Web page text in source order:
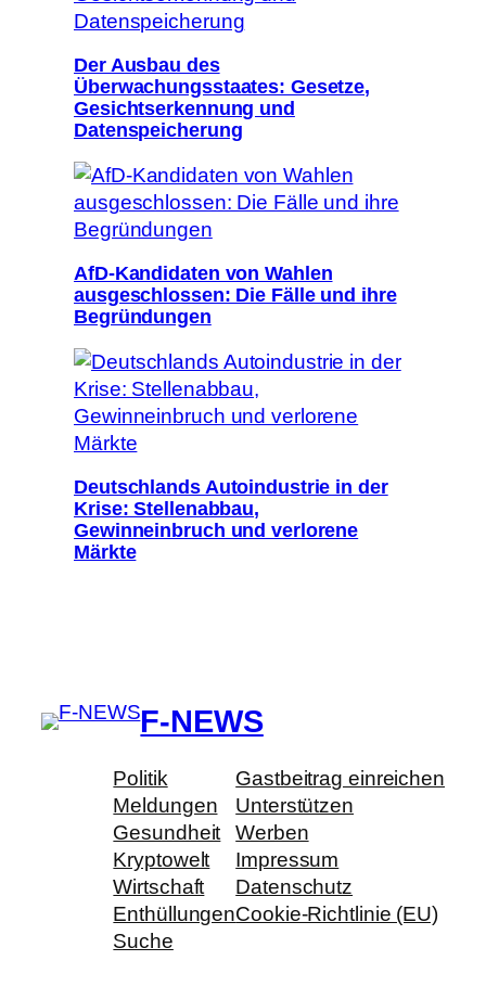
Der Ausbau des
Überwachungsstaates: Gesetze,
Gesichtserkennung und
Datenspeicherung
AfD-Kandidaten von Wahlen
ausgeschlossen: Die Fälle und ihre
Begründungen
Deutschlands Autoindustrie in der
Krise: Stellenabbau,
Gewinneinbruch und verlorene
Märkte
F-NEWS
Politik
Meldungen
Gesundheit
Kryptowelt
Wirtschaft
Enthüllungen
Suche
Gastbeitrag einreichen
Unterstützen
Werben
Impressum
Datenschutz
Cookie-Richtlinie (EU)